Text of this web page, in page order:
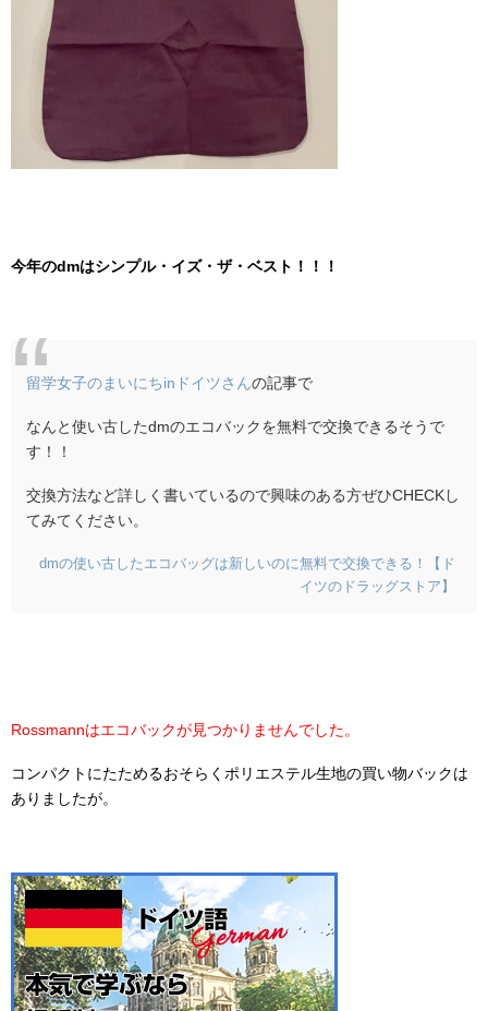
今年のdmはシンプル・イズ・ザ・ベスト！！！
留学女子のまいにちinドイツさんの記事で
なんと使い古したdmのエコバックを無料で交換できるそうで
す！！
交換方法など詳しく書いているので興味のある方ぜひCHECKし
てみてください。
dmの使い古したエコバッグは新しいのに無料で交換できる！【ド
イツのドラッグストア】
Rossmannはエコバックが見つかりませんでした。
コンパクトにたためるおそらくポリエステル生地の買い物バックは
ありましたが。